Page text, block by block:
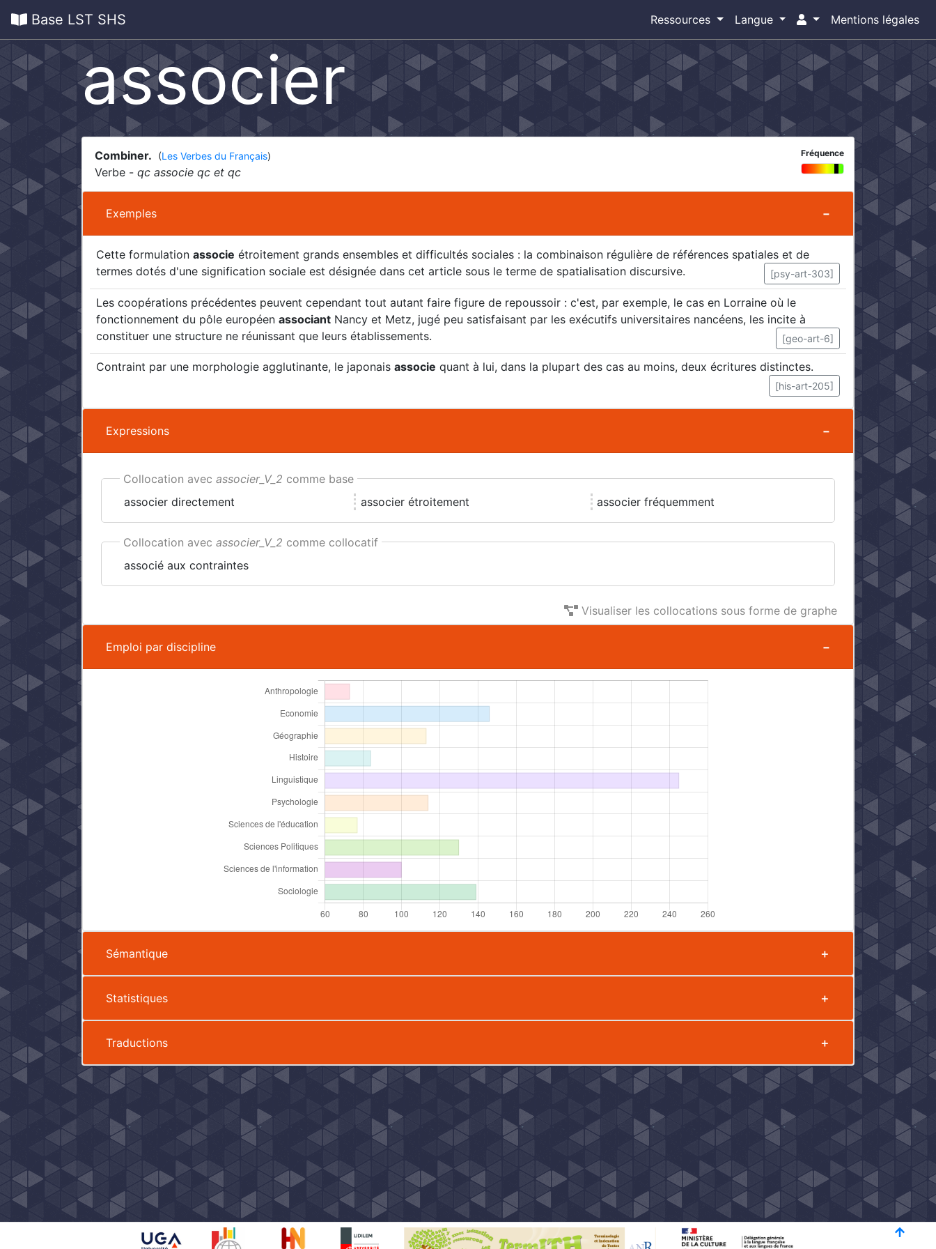
Base LST SHS Ressources Langue Mentions légales
associer
Combiner. (Les Verbes du Français)
Verbe - qc associe qc et qc
Fréquence
Exemples
Cette formulationassocie étroitement grands ensembles et difficultés sociales : la combinaison régulière de références spatiales et de
termes dotés d'une signification sociale est désignée dans cet article sous le terme de spatialisation discursive.
[psy-art-303]
Les coopérations précédentes peuvent cependant tout autant faire figure de repoussoir : c'est, par exemple, le cas en Lorraine où le
fonctionnement du pôle européenassociant Nancy et Metz, jugé peu satisfaisant par les exécutifs universitaires nancéens, les incite à
constituer une structure ne réunissant que leurs établissements.
[geo-art-6]
Contraint par une morphologie agglutinante, le japonaisassocie quant à lui, dans la plupart des cas au moins, deux écritures distinctes.
[his-art-205]
Expressions
Collocation avec associer_V_2 comme base
associer directement
associer étroitement associer fréquemment
Collocation avec associer_V_2 comme collocatif
associé aux contraintes
Visualiser les collocations sous forme de graphe
Emploi par discipline
Sémantique
Statistiques
Traductions